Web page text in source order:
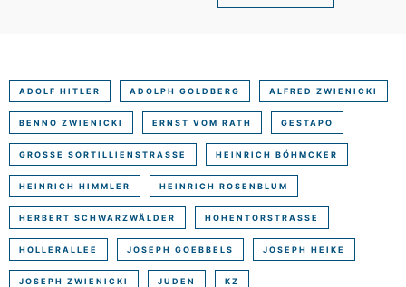
ADOLF HITLER ADOLPH GOLDBERG ALFRED ZWIENICKI
BENNO ZWIENICKI ERNST VOM RATH GESTAPO
GROSSE SORTILLIENSTRASSE HEINRICH BÖHMCKER
HEINRICH HIMMLER HEINRICH ROSENBLUM
HERBERT SCHWARZWÄLDER HOHENTORSTRASSE
HOLLERALLEE JOSEPH GOEBBELS JOSEPH HEIKE
JOSEPH ZWIENICKI JUDEN KZ